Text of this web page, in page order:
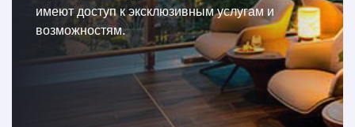
имеют доступ к эксклюзивным услугам и
возможностям.